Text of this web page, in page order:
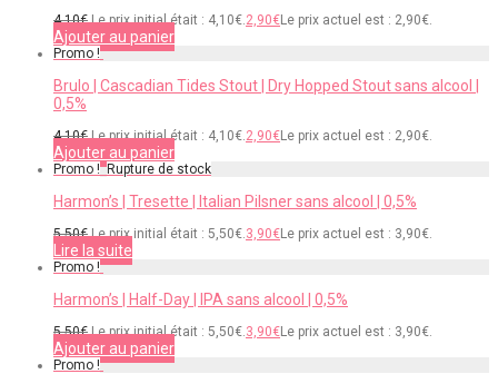
4,10€ Le prix initial était : 4,10€.2,90€Le prix actuel est : 2,90€.
Ajouter au panier
Promo !
Brulo | Cascadian Tides Stout | Dry Hopped Stout sans alcool |
0,5%
4,10€ Le prix initial était : 4,10€.2,90€Le prix actuel est : 2,90€.
Ajouter au panier
Promo !
Harmon’s | Tresette | Italian Pilsner sans alcool | 0,5%
5,50€ Le prix initial était : 5,50€.3,90€Le prix actuel est : 3,90€.
Lire la suite
Promo !
Harmon’s | Half-Day | IPA sans alcool | 0,5%
5,50€ Le prix initial était : 5,50€.3,90€Le prix actuel est : 3,90€.
Ajouter au panier
Promo !